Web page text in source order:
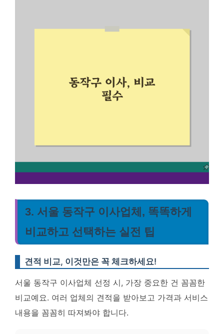
3. 서울 동작구 이사업체, 똑똑하게
비교하고 선택하는 실전 팁
견적 비교, 이것만은 꼭 체크하세요!
서울 동작구 이사업체 선정 시, 가장 중요한 건 꼼꼼한
비교예요. 여러 업체의 견적을 받아보고 가격과 서비스
내용을 꼼꼼히 따져봐야 합니다.